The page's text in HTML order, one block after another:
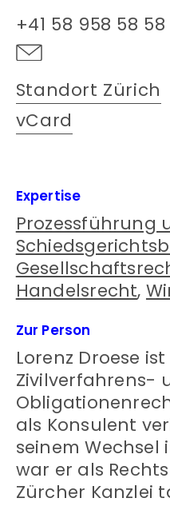
+41 58 958 58 58
Standort Zürich
vCard
Expertise
Prozessführung
Handelsrecht,
Zur Person
Lorenz Droese
Zivilverfahrens-
als Konsulent
seinem Wechsel
war er als
Zürcher Kanzlei